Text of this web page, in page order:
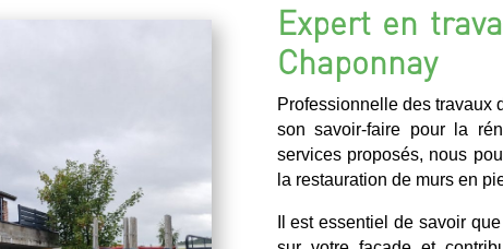
Expert en
Chaponnay
Professionnelle des travaux
son savoir-faire pour la
services proposés, nous
la restauration de murs en
Il est essentiel de savoir